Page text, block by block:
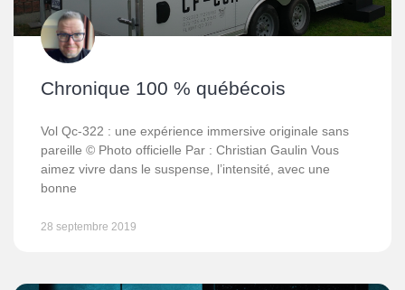
Chronique 100 % québécois
Vol Qc-322 : une expérience immersive originale sans
pareille © Photo officielle Par : Christian Gaulin Vous
aimez vivre dans le suspense, l’intensité, avec une
bonne
28 septembre 2019